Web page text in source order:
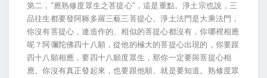
第二，“應熟修度眾生之菩提心”，這是重點。淨土宗也說，三
品往生都要發阿耨多羅三藐三菩提心。淨土法門是大乘法門，
你沒有菩提心，連造作的、相似的菩提心都沒有，你哪裡相應
呢？阿彌陀佛四十八願，從他的極大的菩提心出現的，你要跟
四十八願相應，要四十八願度眾生，那你一定要與菩提心相
應。你沒有真正發起來，也要跟他順、就是要知道。熟修度眾